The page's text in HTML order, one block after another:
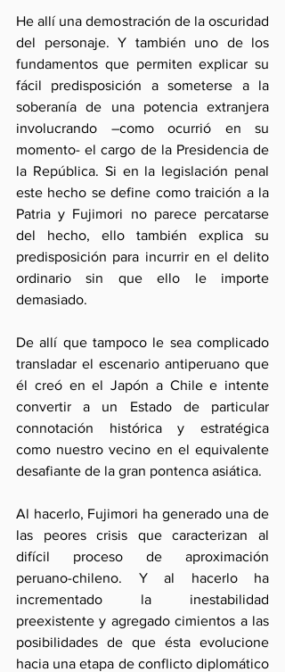
He allí una demostración de la oscuridad
del personaje. Y también uno de los
fundamentos que permiten explicar su
fácil predisposición a someterse a la
soberanía de una potencia extranjera
involucrando –como ocurrió en su
momento- el cargo de la Presidencia de
la República. Si en la legislación penal
este hecho se define como traición a la
Patria y Fujimori no parece percatarse
del hecho, ello también explica su
predisposición para incurrir en el delito
ordinario sin que ello le importe
demasiado.
De allí que tampoco le sea complicado
transladar el escenario antiperuano que
él creó en el Japón a Chile e intente
convertir a un Estado de particular
connotación histórica y estratégica
como nuestro vecino en el equivalente
desafiante de la gran pontenca asiática.
Al hacerlo, Fujimori ha generado una de
las peores crisis que caracterizan al
difícil proceso de aproximación
peruano-chileno. Y al hacerlo ha
incrementado la inestabilidad
preexistente y agregado cimientos a las
posibilidades de que ésta evolucione
hacia una etapa de conflicto diplomático